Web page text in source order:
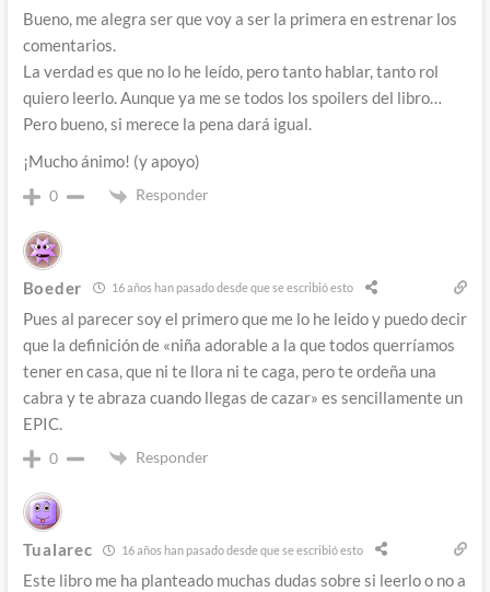
Bueno, me alegra ser que voy a ser la primera en estrenar los
comentarios.
La verdad es que no lo he leído, pero tanto hablar, tanto rol
quiero leerlo. Aunque ya me se todos los spoilers del libro…
Pero bueno, si merece la pena dará igual.
¡Mucho ánimo! (y apoyo)
0 Responder
Boeder 16 años han pasado desde que se escribió esto
Pues al parecer soy el primero que me lo he leido y puedo decir
que la definición de «niña adorable a la que todos querríamos
tener en casa, que ni te llora ni te caga, pero te ordeña una
cabra y te abraza cuando llegas de cazar» es sencillamente un
EPIC.
0 Responder
Tualarec 16 años han pasado desde que se escribió esto
Este libro me ha planteado muchas dudas sobre si leerlo o no a